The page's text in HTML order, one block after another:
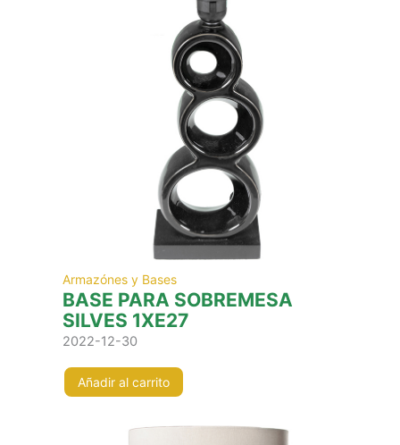
Armazónes y Bases
BASE PARA SOBREMESA
SILVES 1XE27
2022-12-30
Añadir al carrito